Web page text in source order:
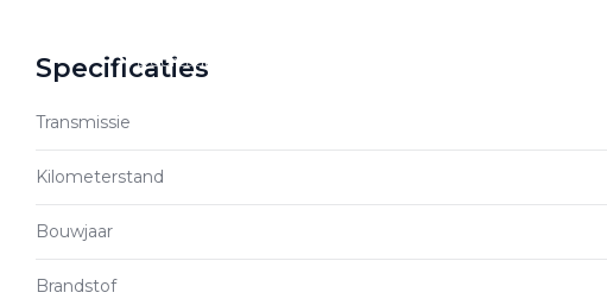
Duurzaamheid
Specificaties
Transmissie
Kilometerstand
Bouwjaar
Brandstof